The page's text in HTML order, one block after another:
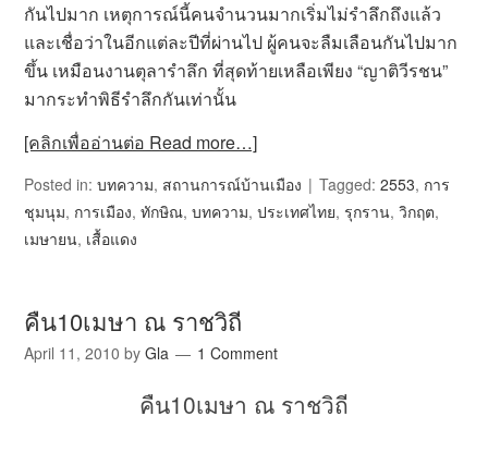
กันไปมาก เหตุการณ์นี้คนจำนวนมากเริ่มไม่รำลึกถึงแล้ว
และเชื่อว่าในอีกแต่ละปีที่ผ่านไป ผู้คนจะลืมเลือนกันไปมาก
ขึ้น เหมือนงานตุลารำลึก ที่สุดท้ายเหลือเพียง “ญาติวีรชน”
มากระทำพิธีรำลึกกันเท่านั้น
[คลิกเพื่ออ่านต่อ Read more…]
Posted in:บทความ, สถานการณ์บ้านเมือง Tagged:2553, การ
ชุมนุม, การเมือง,ทักษิณ,บทความ,ประเทศไทย, รุกราน,วิกฤต,
เมษายน, เสื้อแดง
คืน10เมษา ณ ราชวิถี
April 11, 2010 byGla 1 Comment
คืน10เมษา ณ ราชวิถี